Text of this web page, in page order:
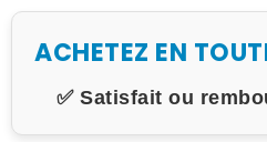
ACHETEZ EN
✅ Satisfait ou